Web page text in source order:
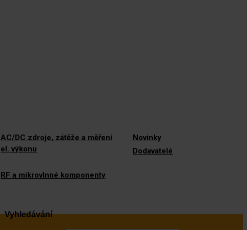
AC/DC zdroje, zátěže a měření
el. výkonu
RF a mikrovlnné komponenty
Novinky
Dodavatelé
Vyhledávání